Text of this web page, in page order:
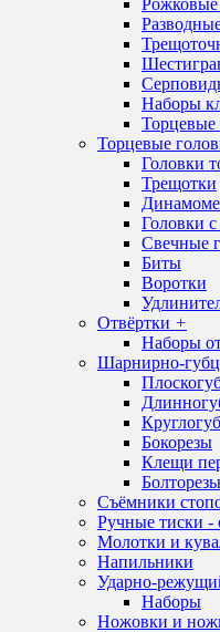
Наборы
Торцевые
Головки
Трещотки
Головки
Свечные
Биты
Воротки
Отвёртки +
Наборы
Шарнирно-
Бокорезы
Клещи
Болторезы
Съёмники
Ручные тиски -
Молотки и
Напильники
Ударно-
Наборы
Ножовки и